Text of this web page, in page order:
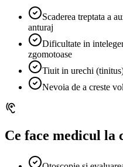
Scaderea treptata a
anturaj
Dificultate in
zgomotoase
Tiuit in urechi
Nevoia de a creste
Ce face medicul la